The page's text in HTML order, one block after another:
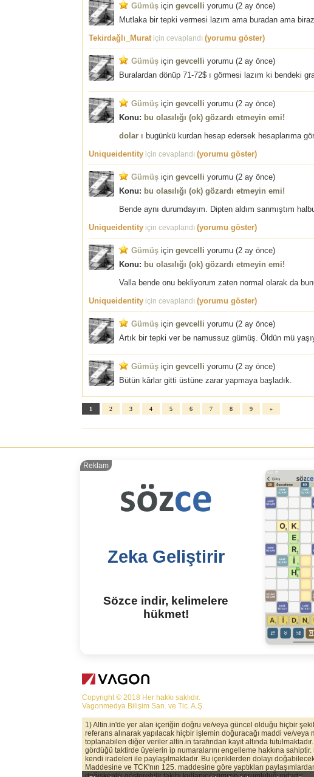
Gümüş için gevcelli yorumu (2 ay önce)
Mutlaka bir tepki vermesi lazım ama buradan ama
Tekirdağlı_Muratiçin cevaplandı (yorumu göster)
Gümüş için gevcelli yorumu (2 ay önce)
Buralardan dönüp 71-72$ ı görmesi lazım ki bendeki
Gümüş için gevcelli yorumu (2 ay önce)
Konu: bu olasılığı (ok) gözardı etmeyin emi!
dolar ı bugünkü kurdan hesap edersek hesaplarıma
Uniqueidentity için cevaplandı (yorumu göster)
Gümüş için gevcelli yorumu (2 ay önce)
Konu: bu olasılığı (ok) gözardı etmeyin emi!
Bende aynı durumdayım. Dipten aldım sanmıştım
Uniqueidentity için cevaplandı (yorumu göster)
Gümüş için gevcelli yorumu (2 ay önce)
Konu: bu olasılığı (ok) gözardı etmeyin emi!
Valla bende onu bekliyorum zaten normal olarak da
Uniqueidentity için cevaplandı (yorumu göster)
Gümüş için gevcelli yorumu (2 ay önce)
Artık bir tepki ver be namussuz gümüş. Öldün mü
Gümüş için gevcelli yorumu (2 ay önce)
Bütün kârlar gitti üstüne zarar yapmaya başladık.
1 2 3 4 5 6 7 8 9 »
Zeka Geliştirir
Sözce indir, kelimelere
hükmet!
Reklam
Copyright © 2018 Her hakkı saklıdır.
Vagonmedya Bilişim San. ve Tic. A.Ş.
1) Altin.in'de yer alan içeriğin doğru ve/veya güncel olduğu hiçbir
referans alınarak yapılacak hiçbir işlemin doğuracağı maddi ve/veya
toplanabilen diğer veriler altin.in tarafından kayıt altında
gördüğü taktirde üyelerin ip numaralarını engelleme hakkına
kendi iradeleri ile paylaşılmaktadır. Bu içeriklerden dolayı
Maddesine ve TCK'nın 125. maddesine göre yaptıkları